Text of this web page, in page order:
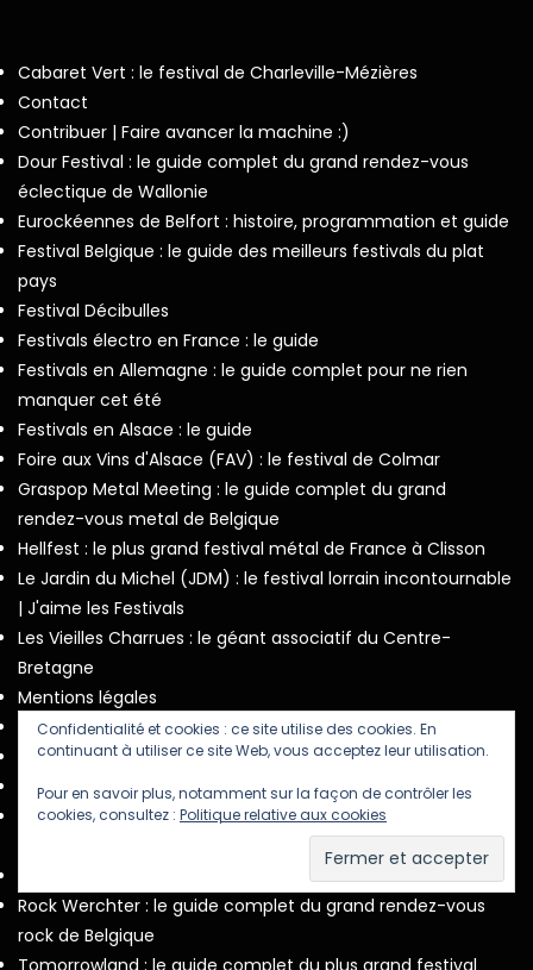
Cabaret Vert : le festival de Charleville-Mézières
Contact
Contribuer | Faire avancer la machine :)
Dour Festival : le guide complet du grand rendez-vous
éclectique de Wallonie
Eurockéennes de Belfort : histoire, programmation et guide
Festival Belgique : le guide des meilleurs festivals du plat
pays
Festival Décibulles
Festivals électro en France : le guide
Festivals en Allemagne : le guide complet pour ne rien
manquer cet été
Festivals en Alsace : le guide
Foire aux Vins d'Alsace (FAV) : le festival de Colmar
Graspop Metal Meeting : le guide complet du grand
rendez-vous metal de Belgique
Hellfest : le plus grand festival métal de France à Clisson
Le Jardin du Michel (JDM) : le festival lorrain incontournable
| J'aime les Festivals
Les Vieilles Charrues : le géant associatif du Centre-
Bretagne
Mentions légales
Musilac : le festival d'Aix-les-Bains
Newsletter !
No Logo Festival
Pukkelpop : le guide complet du festival éclectique de
Rock en Seine : le festival de Saint-Cloud
Rock Werchter : le guide complet du grand rendez-vous
rock de Belgique
Confidentialité et cookies : ce site utilise des cookies. En
continuant à utiliser ce site Web, vous acceptez leur utilisation.
Pour en savoir plus, notamment sur la façon de contrôler les
cookies, consultez : Politique relative aux cookies